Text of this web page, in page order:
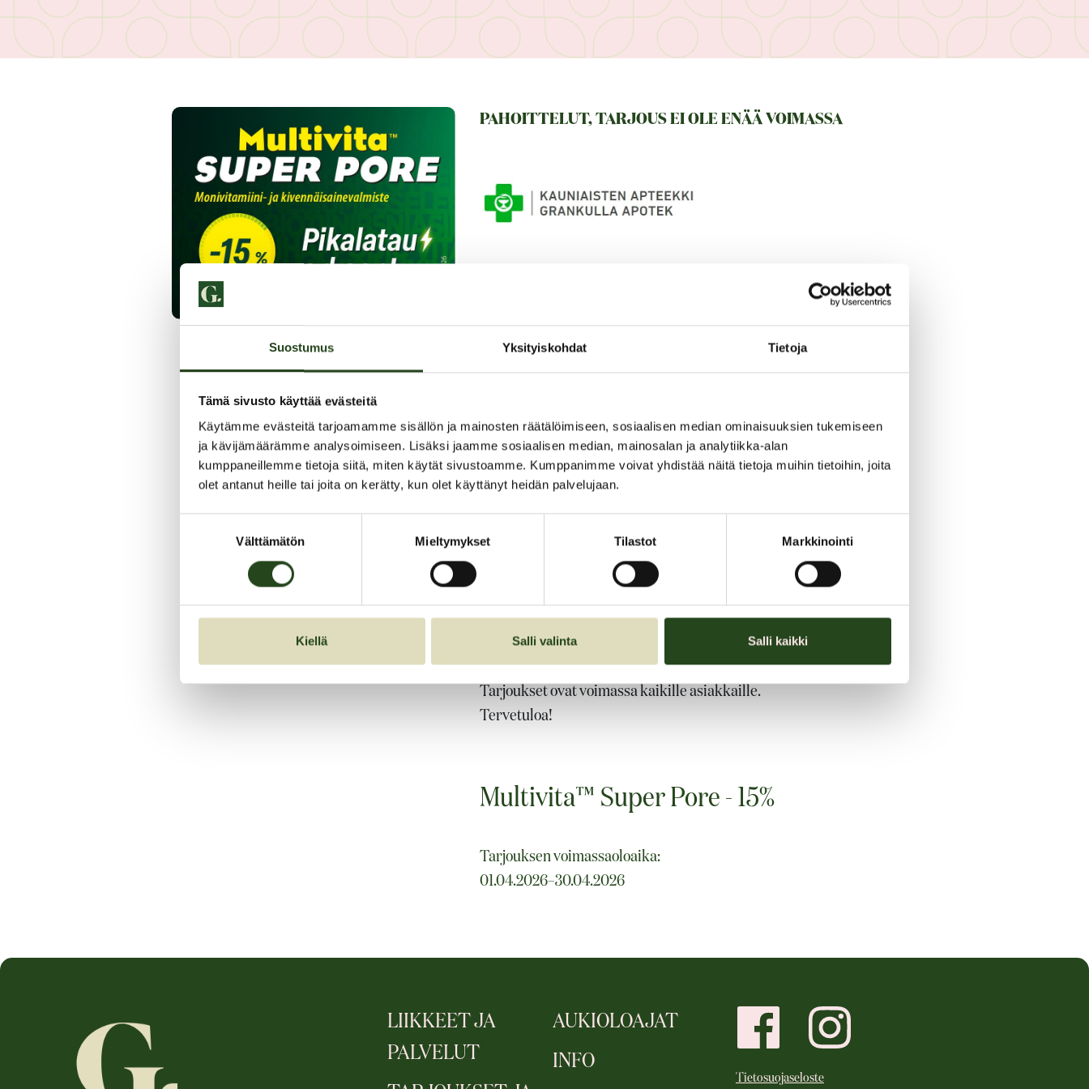
Suostumus Yksityiskohdat Tietoja
Tämä sivusto käyttää evästeitä
Käytämme evästeitä tarjoamamme sisällön ja mainosten räätälöimiseen, sosiaalisen median ominaisuuksien tukemiseen
ja kävijämäärämme analysoimiseen. Lisäksi jaamme sosiaalisen median, mainosalan ja analytiikka-alan
kumppaneillemme tietoja siitä, miten käytät sivustoamme. Kumppanimme voivat yhdistää näitä tietoja muihin tietoihin, joita
olet antanut heille tai joita on kerätty, kun olet käyttänyt heidän palvelujaan.
Välttämätön Mieltymykset Tilastot Markkinointi
Kiellä Salli valinta Salli kaikki
PAHOITTELUT, TARJOUS EI OLE ENÄÄ VOIMASSA
Multivita™ Super Pore
päivittäin tarvittavaa vitamiinia ja kivennäisainetta
- hyvänmakuinen ( appelsiini) porejuoma auttaa jaksamaan, buustaa
vastustuskykyä ja henkistä suorituskykyä sekä auttaa pitämään
stressitasot hallinnassa
luontainen punajuurimehujauhe
- laktoositon (maidoton), gluteeniton, hiivaton ja sokeriton
- eläinperäinen ainesosa tuotteessa on D3-vitamiinin raaka-aine on
lanoliini
Tarjoukset ovat voimassa kaikille asiakkaille.
Tervetuloa!
Multivita™ Super Pore - 15%
Tarjouksen voimassaoloaika:
01.04.2026–30.04.2026
LIIKKEET JA
PALVELUT
AUKIOLOAJAT
INFO
Tietosuojaseloste